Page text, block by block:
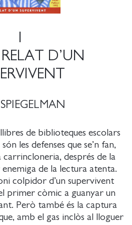
D’UN
de biblioteques escolars
les defenses que se’n fan,
carrincloneria, després de la
de la lectura atenta.
colpidor d’un supervivent
primer còmic a guanyar un
Però també és la captura
amb el gas inclòs al lloguer